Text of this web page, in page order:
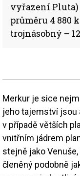
vyřazení
průměru 4 880
trojnásobný –
Merkur je sice
jeho tajemství jsou
v případě větších
vnitřním jádrem
stejně jako
členěný podobně